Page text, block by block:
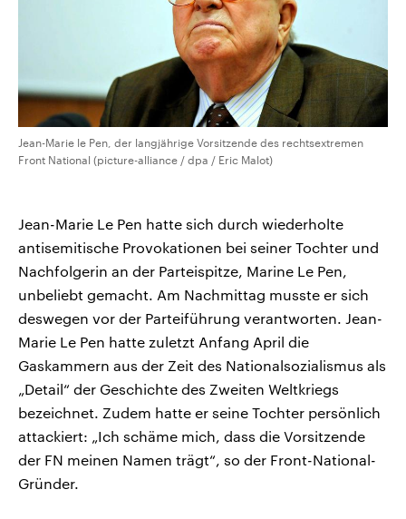
Jean-Marie le Pen, der langjährige Vorsitzende des rechtsextremen
Front National (picture-alliance / dpa / Eric Malot)
Jean-Marie Le Pen hatte sich durch wiederholte
antisemitische Provokationen bei seiner Tochter und
Nachfolgerin an der Parteispitze, Marine Le Pen,
unbeliebt gemacht. Am Nachmittag musste er sich
deswegen vor der Parteiführung verantworten. Jean-
Marie Le Pen hatte zuletzt Anfang April die
Gaskammern aus der Zeit des Nationalsozialismus als
„Detail“ der Geschichte des Zweiten Weltkriegs
bezeichnet. Zudem hatte er seine Tochter persönlich
attackiert: „Ich schäme mich, dass die Vorsitzende
der FN meinen Namen trägt“, so der Front-National-
Gründer.